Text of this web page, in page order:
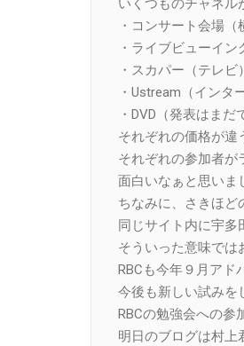
いくつものチャネル
・コンサート会場（
・ライブビューイン
・スカパー（テレビ）
・Ustream（インタ
・DVD（発表はま
それぞれの価格が違
それぞれの参加者が
面白いなぁと思いま
ちなみに、さきほど
同じサイト内に宇多
そういった意味では
RBCも今年９月アド
今後も新しい試みを
RBCの勉強会への参
明日のブログは村上